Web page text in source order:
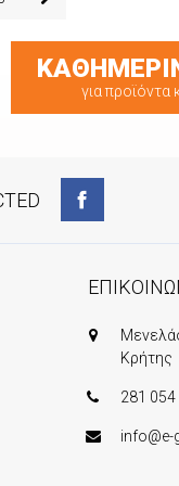
για προϊόντα
Κρήτης
281 054
info@e-